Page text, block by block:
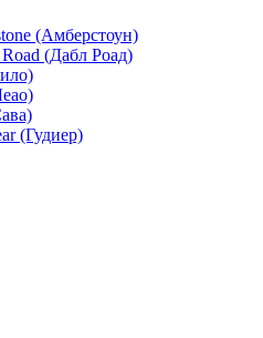
(Амберстоун)
(Дабл Роад)
(Гудиер)